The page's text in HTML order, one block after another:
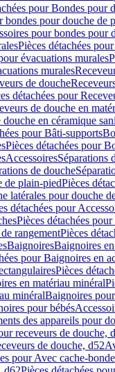
pour Bondes pour
bondes pour douche de
pour bondes pour
Pièces détachées
évacuations murales
murales
de douche
détachées pour
de douche en
douche en céramique
pour Bâti-supports
Pièces détachées pour
AccessoiresSéparations
de douche
de plain-piedPièces
latérales pour douche
détachées pour
Pièces détachées
rangementPièces
BaignoiresBaignoires
pour Baignoires en
Pièces
en matériau minéral
minéralBaignoires
pour bébés
des appareils pour
receveurs de douche,
de douche, d52
pour Avec cache-bonde